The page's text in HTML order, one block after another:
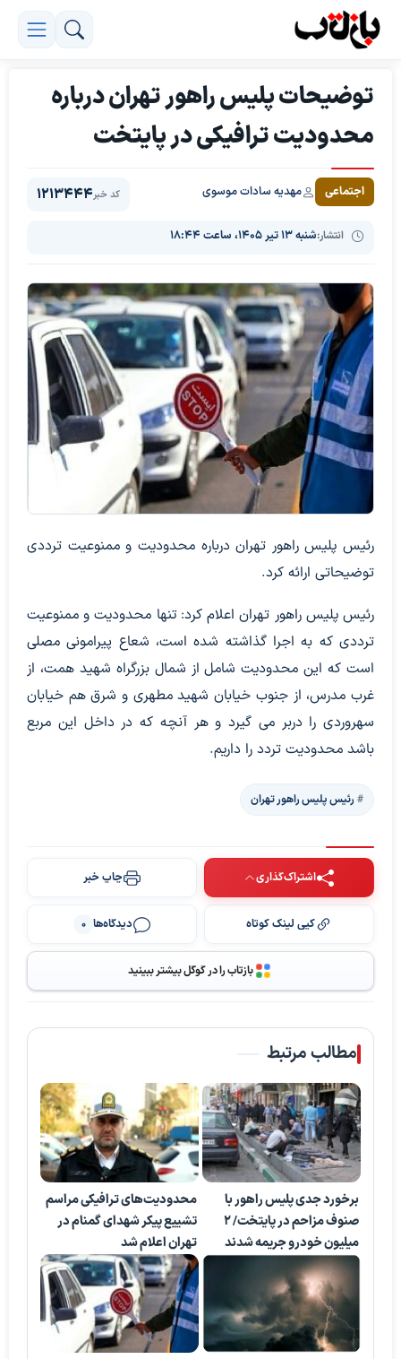
توضیحات پلیس راهور تهران درباره
محدودیت ترافیکی در پایتخت
اجتماعی مهدیه سادات موسوی
انتشار:شنبه ۱۳ تیر ۱۴۰۵، ساعت ۱۸:۴۴
کد خبر1213444
رئیس پلیس راهور تهران درباره محدودیت و ممنوعیت ترددی
توضیحاتی ارائه کرد.
رئیس پلیس راهور تهران اعلام کرد: تنها محدودیت و ممنوعیت
ترددی که به اجرا گذاشته شده است، شعاع پیرامونی مصلی
است که این محدودیت شامل از شمال بزرگراه شهید همت، از
غرب مدرس، از جنوب خیابان شهید مطهری و شرق هم خیابان
سهروردی را دربر می ‌گیرد و هر آنچه که در داخل این مربع
باشد محدودیت تردد را داریم.
رئیس پلیس راهور تهران
اشتراک‌گذاری چاپ خبر
کپی لینک کوتاه دیدگاه‌ها 0
بازتاب را در گوگل بیشتر ببینید
مطالب مرتبط
برخورد جدی پلیس راهور با
صنوف مزاحم در پایتخت/ ۲
میلیون خودرو جریمه شدند
محدودیت‌های ترافیکی مراسم
تشییع پیکر شهدای گمنام در
تهران اعلام شد